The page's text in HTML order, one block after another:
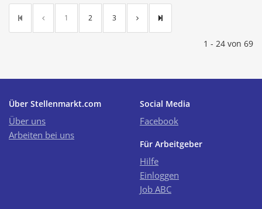
1 2 3
1 - 24 von 69
Über Stellenmarkt.com
Über uns
Arbeiten bei uns
Social Media
Facebook
Für Arbeitgeber
Hilfe
Einloggen
Job ABC